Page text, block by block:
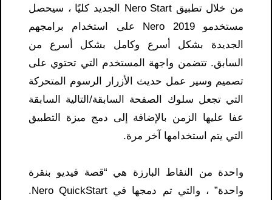
من خلال تطبيق Nero Start الجديد كليًا ، سيحصل
مستخدمو Nero 2019 على استخدام برامجهم
الجديدة بشكل أسرع وكامل بشكل أسرع من
السابق. تتضمن واجهة المستخدم التي تحتوي على
تصميم وسير عمل حديث الأزرار الرسوم المتحركة
التي تجعل سلوك الصفحة السابقة/التالية السابقة
عفا عليها الزمن بالإضافة إلى دمج ميزة التطبيق
التي يتم استخدامها آخر مرة.
واحدة من النقاط البارزة هي “قصة فيديو بنقرة
واحدة” ، والتي تم دمجها في Nero QuickStart.